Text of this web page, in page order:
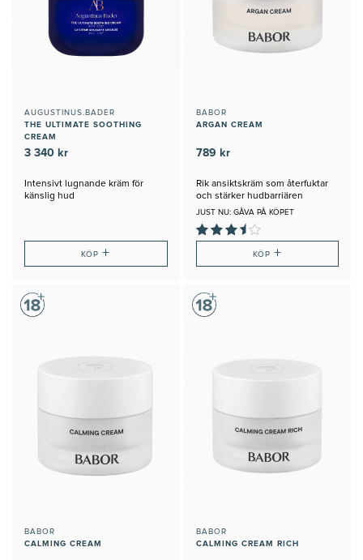
AUGUSTINUS.BADER
THE ULTIMATE SOOTHING
CREAM
3 340 kr
Intensivt lugnande kräm för
känslig hud
KÖP+
BABOR
ARGAN CREAM
789 kr
Rik ansiktskräm som återfuktar
och stärker hudbarriären
JUST NU: GÅVA PÅ KÖPET
KÖP +
BABOR
CALMING CREAM
BABOR
CALMING CREAM RICH